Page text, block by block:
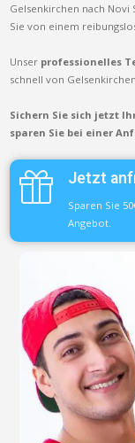
Gelsenkirchen nach
Sie von einem
Unser professionelles
schnell von
Sichern Sie sich jetzt
sparen Sie bei einer
Jetzt
Sparen Sie
Angebot.